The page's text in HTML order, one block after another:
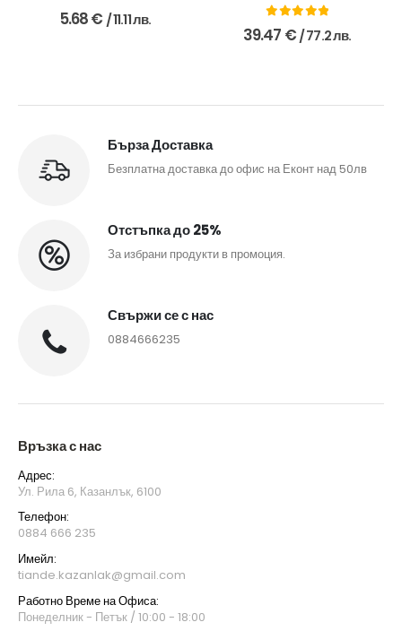
0out of 5
5.68€ / 11.11 лв. 0out of 5
39.47 € / 77.2 лв.
Бърза Доставка
Безплатна доставка до офис на Еконт над 50лв
Отстъпка до 25%
За избрани продукти в промоция.
Свържи се с нас
0884666235
Връзка с нас
Адрес:
Ул. Рила 6, Казанлък, 6100
Телефон:
0884 666 235
Имейл:
tiande.kazanlak@gmail.com
Работно Време на Офиса:
Понеделник - Петък / 10:00 - 18:00